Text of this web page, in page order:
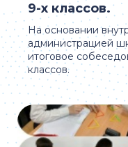
На основании
администрацией
итоговое
классов.
9-х классов.